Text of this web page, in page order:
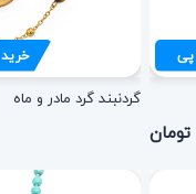
خرید
گردنبند گرد مادر و ماه